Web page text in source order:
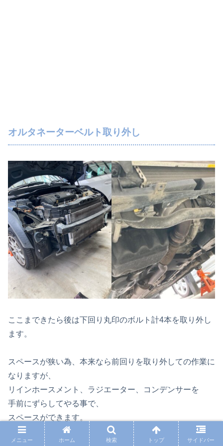
オルタネーターベルト取り外し
ここまできたら後は下回り丸印のボルト計4本を取り外し
ます。
スペースが狭い為、本来なら前回りを取り外しての作業に
なりますが、
リインホースメント、ラジエーター、コンデンサーを
手前にずらしてやる事で、
スペースができます。
そのスペースでギリギリオルタネーターを
メニュー ホーム 検索 トップ サイドバー